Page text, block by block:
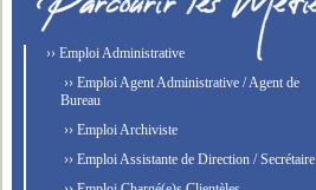
›› Emploi Administrative
›› Emploi Agent Administrative / Agent de
Bureau
›› Emploi Archiviste
›› Emploi Assistante de Direction / Secrétaire